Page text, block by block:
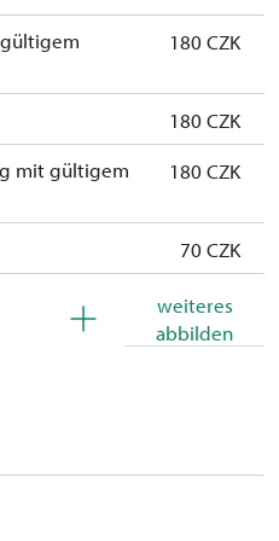
180 CZK
180 CZK
mit gültigem
180 CZK
70 CZK
kostenlos
kostenlos
weiteres
abbilden